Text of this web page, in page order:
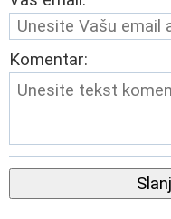
Komentar: